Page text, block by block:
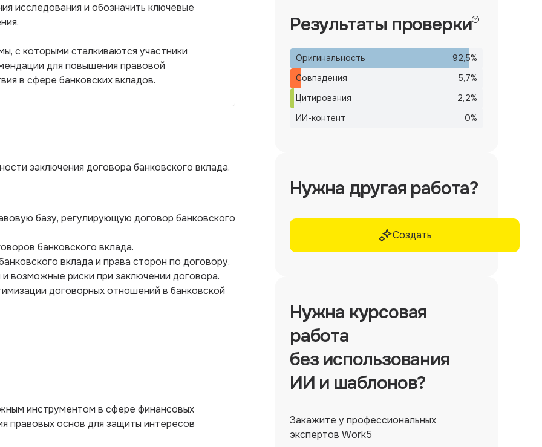
исследования и обозначить ключевые
с которыми сталкиваются участники
для повышения правовой
в сфере банковских вкладов.
заключения договора банковского вклада.
базу, регулирующую договор банковского
банковского вклада.
вклада и права сторон по договору.
возможные риски при заключении договора.
договорных отношений в банковской
инструментом в сфере финансовых
правовых основ для защиты интересов
Результаты проверки
Оригинальность 92,5%
Совпадения
5,7%
Цитирования
2,2%
ИИ-контент
0%
Нужна другая работа?
Создать
Нужна курсовая
работа
без использования
ИИ и шаблонов?
Закажите у профессиональных
экспертов Work5